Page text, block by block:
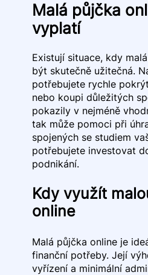
Malá půjčka
vyplatí
Existují situace, kdy
být skutečně užitečná.
potřebujete rychle
nebo koupi důležitých
pokazily v nejméně
tak může pomoci při
spojených se studiem
potřebujete investovat
podnikání.
Kdy využít
online
Malá půjčka online je
finanční potřeby. Její
vyřízení a minimální